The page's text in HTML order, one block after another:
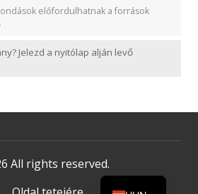
előfordulhatnak a források
Jelezd a nyitólap alján levő
All rights reserved.